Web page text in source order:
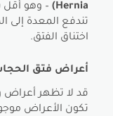
Hernia)
– وهو أقل
تندفع المعدة إلى
اختناق الفتق.
أعراض فتق
قد لا تظهر
تكون الأعراض